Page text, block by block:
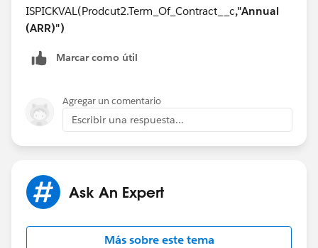
ISPICKVAL(Prodcut2.Term_Of_Contract__c,"Annual
(ARR)")
Marcar como útil
Agregar un comentario
Escribir una respuesta...
Ask An Expert
Más sobre este tema